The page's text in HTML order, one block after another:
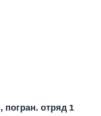
погран. отряд 1